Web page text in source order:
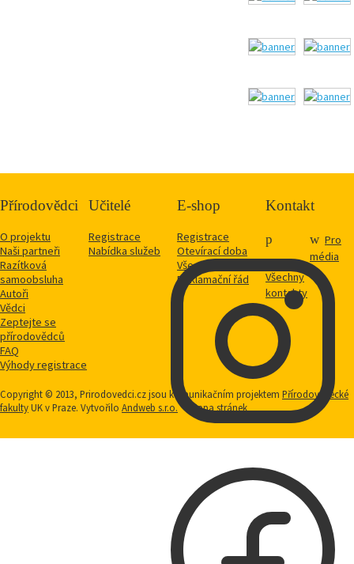
Přírodovědci
O projektu
Naši partneři
Razítková
samoobsluha
Autoři
Vědci
Zeptejte se
přírodovědců
FAQ
Výhody registrace
Učitelé
Registrace
Nabídka služeb
E-shop
Registrace
Otevírací doba
Vše o nákupu
Reklamační řád
Kontakt
Všechny
kontakty
Pro
média
Copyright © 2013, Prirodovedci.cz jsou komunikačním projektem Přírodovědecké
fakultyUK v Praze. Vytvořilo Andweb s.r.o. Mapa stránek